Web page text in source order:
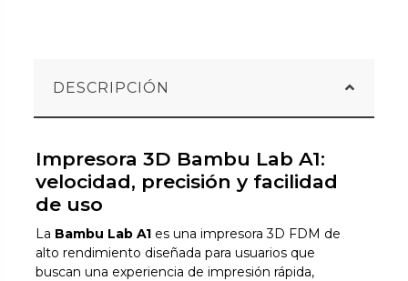
DESCRIPCIÓN
Impresora 3D Bambu Lab A1:
velocidad, precisión y facilidad
de uso
La Bambu Lab A1 es una impresora 3D FDM de
alto rendimiento diseñada para usuarios que
buscan una experiencia de impresión rápida,